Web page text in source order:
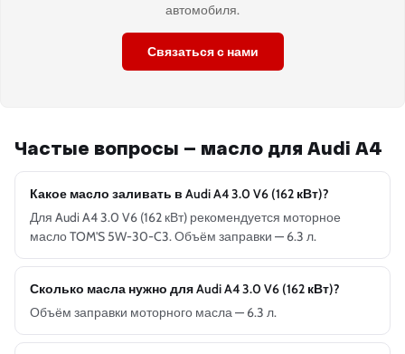
автомобиля.
Связаться с нами
Частые вопросы — масло для Audi A4
Какое масло заливать в Audi A4 3.0 V6 (162 кВт)?
Для Audi A4 3.0 V6 (162 кВт) рекомендуется моторное
масло TOM'S 5W-30-C3. Объём заправки — 6.3 л.
Сколько масла нужно для Audi A4 3.0 V6 (162 кВт)?
Объём заправки моторного масла — 6.3 л.